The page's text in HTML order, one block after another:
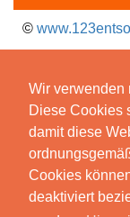
Wir verwenden
Diese Cookies
damit diese
Cookies
deaktiviert
©